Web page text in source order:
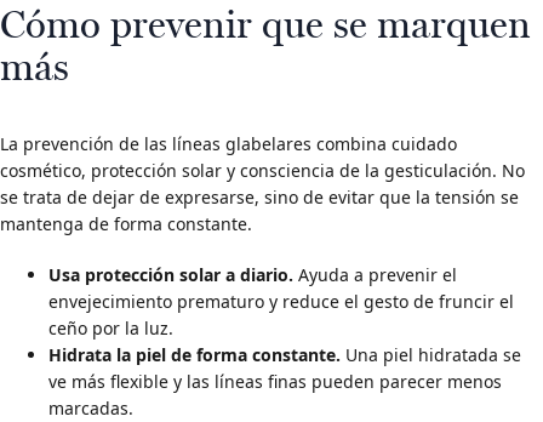
Cómo prevenir que se marquen
más
La prevención de las líneas glabelares combina cuidado
cosmético, protección solar y consciencia de la gesticulación. No
se trata de dejar de expresarse, sino de evitar que la tensión se
mantenga de forma constante.
Usa protección solar a diario. Ayuda a prevenir el
envejecimiento prematuro y reduce el gesto de fruncir el
ceño por la luz.
Hidrata la piel de forma constante. Una piel hidratada se
ve más flexible y las líneas finas pueden parecer menos
marcadas.